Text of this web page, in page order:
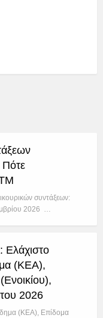
Πότε
συντάξεων:
2026 …
(ΚΕΑ),
2026
(ΚΕΑ), Επίδομα